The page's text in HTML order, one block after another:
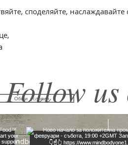
споделяйте, наслаждавайте
Общи условия
Follow